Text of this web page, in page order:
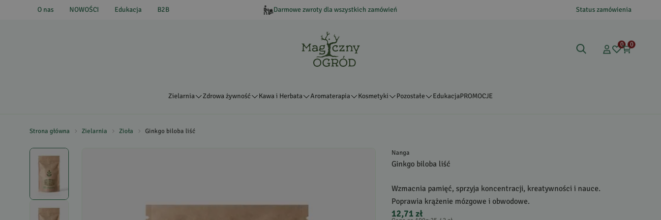
O nas NOWOŚCI Edukacja B2B Darmowe zwroty dla wszystkich zamówień Status zamówienia
0 0
Zielarnia Zdrowa żywność Kawa i Herbata Aromaterapia Kosmetyki Pozostałe EdukacjaPROMOCJE
Strona główna Zielarnia Zioła Ginkgo biloba liść
Nanga
Ginkgo biloba liść
Wzmacnia pamięć, sprzyja koncentracji, kreatywności i nauce.
Poprawia krążenie mózgowe i obwodowe.
12,71 zł